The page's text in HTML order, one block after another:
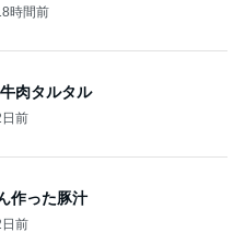
時間前
肉タルタル
前
作った豚汁
前